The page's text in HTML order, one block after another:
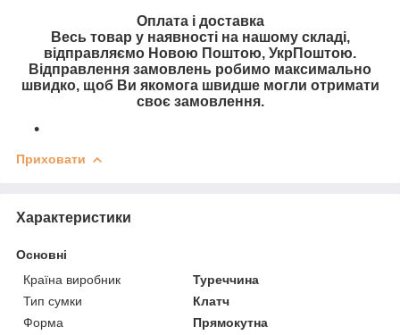
Оплата і доставка
Весь товар у наявності на нашому складі,
відправляємо Новою Поштою, УкрПоштою.
Відправлення замовлень робимо максимально
швидко, щоб Ви якомога швидше могли отримати
своє замовлення.
Приховати
Характеристики
Основні
Країна виробник
Туреччина
Тип сумки
Клатч
Форма
Прямокутна